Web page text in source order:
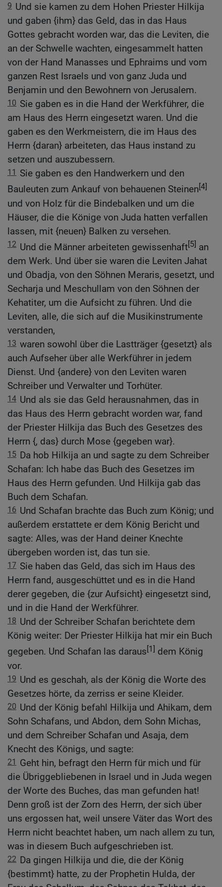
9 Und sie kamen zu dem Hohen Priester Hilkija
und gaben {ihm} das Geld, das in das Haus
Gottes gebracht worden war, das die Leviten, die
an der Schwelle wachten, eingesammelt hatten
von der Hand Manasses und Ephraims und vom
ganzen Rest Israels und von ganz Juda und
Benjamin und den Bewohnern von Jerusalem.
10 Sie gaben es in die Hand der Werkführer, die
am Haus des Herrn eingesetzt waren. Und die
gaben es den Werkmeistern, die im Haus des
Herrn {daran} arbeiteten, das Haus instand zu
setzen und auszubessern.
11
Sie gaben es den Handwerkern und den
Bauleuten zum Ankauf von behauenen Steinen[4]
und von Holz für die Bindebalken und um die
Häuser, die die Könige von Juda hatten verfallen
lassen, mit {neuen} Balken zu versehen.
12 Und die Männer arbeiteten gewissenhaft[5] an
dem Werk. Und über sie waren die Leviten Jahat
und Obadja, von den Söhnen Meraris, gesetzt, und
Secharja und Meschullam von den Söhnen der
Kehatiter, um die Aufsicht zu führen. Und die
Leviten, alle, die sich auf die Musikinstrumente
verstanden,
13 waren sowohl über die Lastträger {gesetzt} als
auch Aufseher über alle Werkführer in jedem
Dienst. Und {andere} von den Leviten waren
Schreiber und Verwalter und Torhüter.
14 Und als sie das Geld herausnahmen, das in
das Haus des Herrn gebracht worden war, fand
der Priester Hilkija das Buch des Gesetzes des
Herrn {, das} durch Mose {gegeben war}.
15 Da hob Hilkija an und sagte zu dem Schreiber
Schafan: Ich habe das Buch des Gesetzes im
Haus des Herrn gefunden. Und Hilkija gab das
Buch dem Schafan.
16 Und Schafan brachte das Buch zum König; und
außerdem erstattete er dem König Bericht und
sagte: Alles, was der Hand deiner Knechte
übergeben worden ist, das tun sie.
17 Sie haben das Geld, das sich im Haus des
Herrn fand, ausgeschüttet und es in die Hand
derer gegeben, die {zur Aufsicht} eingesetzt sind,
und in die Hand der Werkführer.
18 Und der Schreiber Schafan berichtete dem
König weiter: Der Priester Hilkija hat mir ein Buch
gegeben. Und Schafan las daraus[1] dem König
vor.
19 Und es geschah, als der König die Worte des
Gesetzes hörte, da zerriss er seine Kleider.
20 Und der König befahl Hilkija und Ahikam, dem
Sohn Schafans, und Abdon, dem Sohn Michas,
und dem Schreiber Schafan und Asaja, dem
Knecht des Königs, und sagte:
21 Geht hin, befragt den Herrn für mich und für
die Übriggebliebenen in Israel und in Juda wegen
der Worte des Buches, das man gefunden hat!
Denn groß ist der Zorn des Herrn, der sich über
uns ergossen hat, weil unsere Väter das Wort des
Herrn nicht beachtet haben, um nach allem zu tun,
was in diesem Buch aufgeschrieben ist.
22 Da gingen Hilkija und die, die der König
{bestimmt} hatte, zu der Prophetin Hulda, der